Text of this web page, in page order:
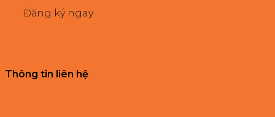
Đăng ký ngay
Thông tin liên hệ